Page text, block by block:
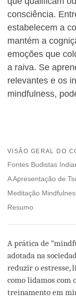
consciência.
estabelecem a
mantém a
emoções que
a raiva. Se
relevantes e os
mindfulness,
VISÃO GERAL DO
Fontes Budistas
A Apresentação de
Meditação
Resumo
A prática de
adotada na
reduzir o estresse,
como lidamos com
treinamento em